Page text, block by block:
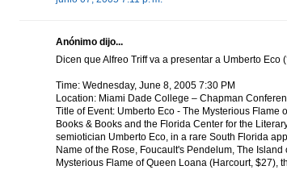
Anónimo dijo...
Dicen que Alfreo Triff va a presentar a Umberto Eco
Time: Wednesday, June 8, 2005 7:30 PM
Location: Miami Dade College – Chapman
Title of Event: Umberto Eco - The Mysterious Flame
Books & Books and the Florida Center for the
semiotician Umberto Eco, in a rare South Florida
Name of the Rose, Foucault's Pendelum, The
Mysterious Flame of Queen Loana (Harcourt, $27),